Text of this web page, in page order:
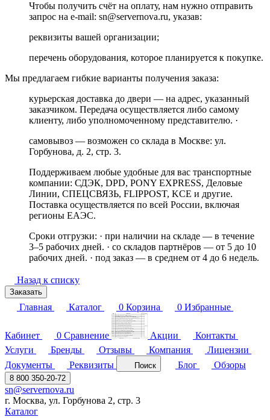
Чтобы получить счёт на оплату, нам нужно отправить
запрос на e-mail: sn@servernova.ru, указав:
реквизиты вашей организации;
перечень оборудования, которое планируется к покупке.
Мы предлагаем гибкие варианты получения заказа:
курьерская доставка до двери — на адрес, указанный
заказчиком. Передача осуществляется либо самому
клиенту, либо уполномоченному представителю. ·
самовывоз — возможен со склада в Москве: ул.
Горбунова, д. 2, стр. 3.
Поддерживаем любые удобные для вас транспортные
компании: СДЭК, DPD, PONY EXPRESS, Деловые
Линии, СПЕЦСВЯЗЬ, FLIPPOST, KCE и другие.
Поставка осуществляется по всей России, включая
регионы ЕАЭС.
Сроки отгрузки: · при наличии на складе — в течение
3–5 рабочих дней. · со складов партнёров — от 5 до 10
рабочих дней. · под заказ — в среднем от 4 до 6 недель.
Назад к списку
Заказать
Главная Каталог 0 Корзина 0 Избранные
Кабинет 0 Сравнение Акции
Контакты
Услуги
Бренды Отзывы Компания
Лицензии
Документы
Реквизиты Поиск Блог Обзоры
8 800 350-20-72
sn@servernova.ru
г. Москва, ул. Горбунова 2, стр. 3
Каталог